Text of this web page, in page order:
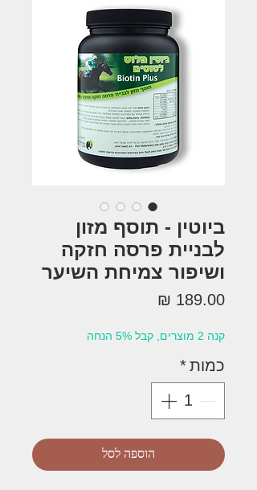
ביוטין - תוסף מזון
לבניית פרסה חזקה
ושיפור צמיחת השיער
קנה 2 מוצרים, קבל 5% הנחה
כמות*
הוספה לסל